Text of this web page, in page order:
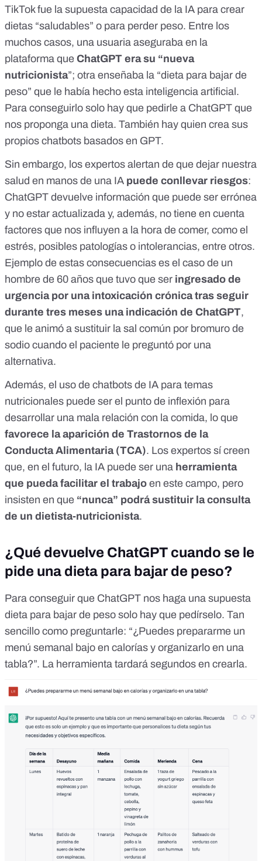
TikTok fue la supuesta capacidad de la IA para crear
dietas “saludables” o para perder peso. Entre los
muchos casos, una usuaria aseguraba en la
plataforma que ChatGPT era su “nueva
nutricionista”; otra enseñaba la “dieta para bajar de
peso” que le había hecho esta inteligencia artificial.
Para conseguirlo solo hay que pedirle a ChatGPT que
nos proponga una dieta. También hay quien crea sus
propios chatbots basados en GPT.
Sin embargo, los expertos alertan de que dejar nuestra
salud en manos de una IA puede conllevar riesgos:
ChatGPT devuelve información que puede ser errónea
y no estar actualizada y, además, no tiene en cuenta
factores que nos influyen a la hora de comer, como el
estrés, posibles patologías o intolerancias, entre otros.
Ejemplo de estas consecuencias es el caso de un
hombre de 60 años que tuvo que ser ingresado de
urgencia por una intoxicación crónica tras seguir
durante tres meses una indicación de ChatGPT,
que le animó a sustituir la sal común por bromuro de
sodio cuando el paciente le preguntó por una
alternativa.
Además, el uso de chatbots de IA para temas
nutricionales puede ser el punto de inflexión para
desarrollar una mala relación con la comida, lo que
favorece la aparición de Trastornos de la
Conducta Alimentaria (TCA). Los expertos sí creen
que, en el futuro, la IA puede ser una herramienta
que pueda facilitar el trabajo en este campo, pero
insisten en que “nunca” podrá sustituir la consulta
de un dietista-nutricionista.
¿Qué devuelve ChatGPT cuando se le
pide una dieta para bajar de peso?
Para conseguir que ChatGPT nos haga una supuesta
dieta para bajar de peso solo hay que pedírselo. Tan
sencillo como preguntarle: “¿Puedes prepararme un
menú semanal bajo en calorías y organizarlo en una
tabla?”. La herramienta tardará segundos en crearla.